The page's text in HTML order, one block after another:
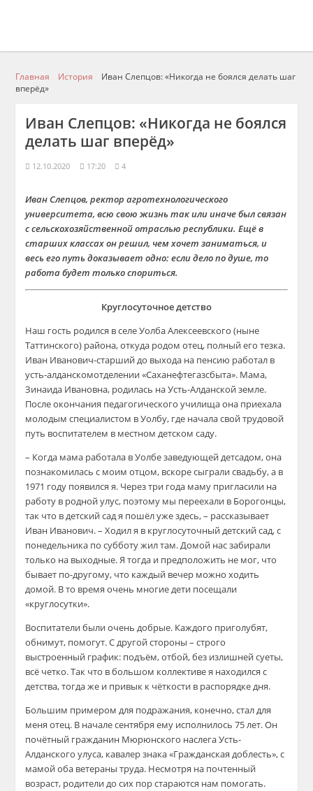
Главная История
Иван Слепцов: «Никогда не боялся делать шаг
вперёд»
Иван Слепцов: «Никогда не боялся
делать шаг вперёд»
12.10.2020 17:20 4
Иван Слепцов, ректор агротехнологического
университета, всю своюжизньтак или иначе был связан
с сельскохозяйственной отраслью республики. Ещё в
старших классах он решил, чем хочет заниматься, и
весь его путь доказывает одно: если дело по душе, то
работа будет только спориться.
Круглосуточное детство
Наш гость родился в селеУолбаАлексеевского (ныне
Таттинского) района, откуда родом отец, полный его тезка.
Иван Иванович-старшийдо выхода на пенсию работал в
усть-алданскомотделении «Саханефтегазсбыта». Мама,
Зинаида Ивановна, родилась наУсть-Алданскойземле.
После окончания педагогического училища она приехала
молодым специалистом вУолбу, где начала свой трудовой
путь воспитателем в местном детском саду.
– Когда мама работала вУолбезаведующей детсадом, она
познакомилась с моим отцом, вскоре сыграли свадьбу, а в
1971 году появился я. Через три года маму пригласили на
работу в родной улус, поэтому мы переехали в Борогонцы,
так что в детский сад я пошёл уже здесь, – рассказывает
Иван Иванович. – Ходил я в круглосуточный детский сад, с
понедельника по субботу жил там. Домой нас забирали
только на выходные. Я тогда и предположить не мог, что
бывает по-другому, что каждый вечер можно ходить
домой. В то время очень многие дети посещали
«круглосутки».
Воспитатели были очень добрые. Каждого приголубят,
обнимут, помогут. С другой стороны – строго
выстроенный график: подъём, отбой, без излишней суеты,
всё четко. Так что в большом коллективе я находился с
детства, тогда же и привык к чёткости в распорядке дня.
Большим примером для подражания, конечно, стал для
меня отец. В начале сентября ему исполнилось 75 лет. Он
почётный гражданин Мюрюнского наслегаУсть-
Алданского улуса, кавалер знака «Гражданская доблесть», с
мамой оба ветераны труда. Несмотря на почтенный
возраст, родители до сих пор стараются нам помогать.